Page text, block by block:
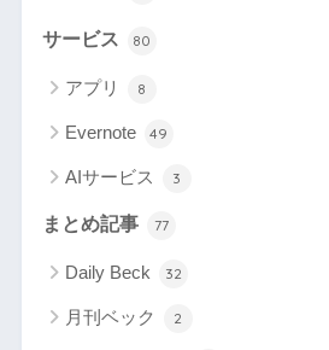
サービス 80
アプリ 8
Evernote 49
AIサービス 3
まとめ記事 77
Daily Beck 32
月刊ベック 2